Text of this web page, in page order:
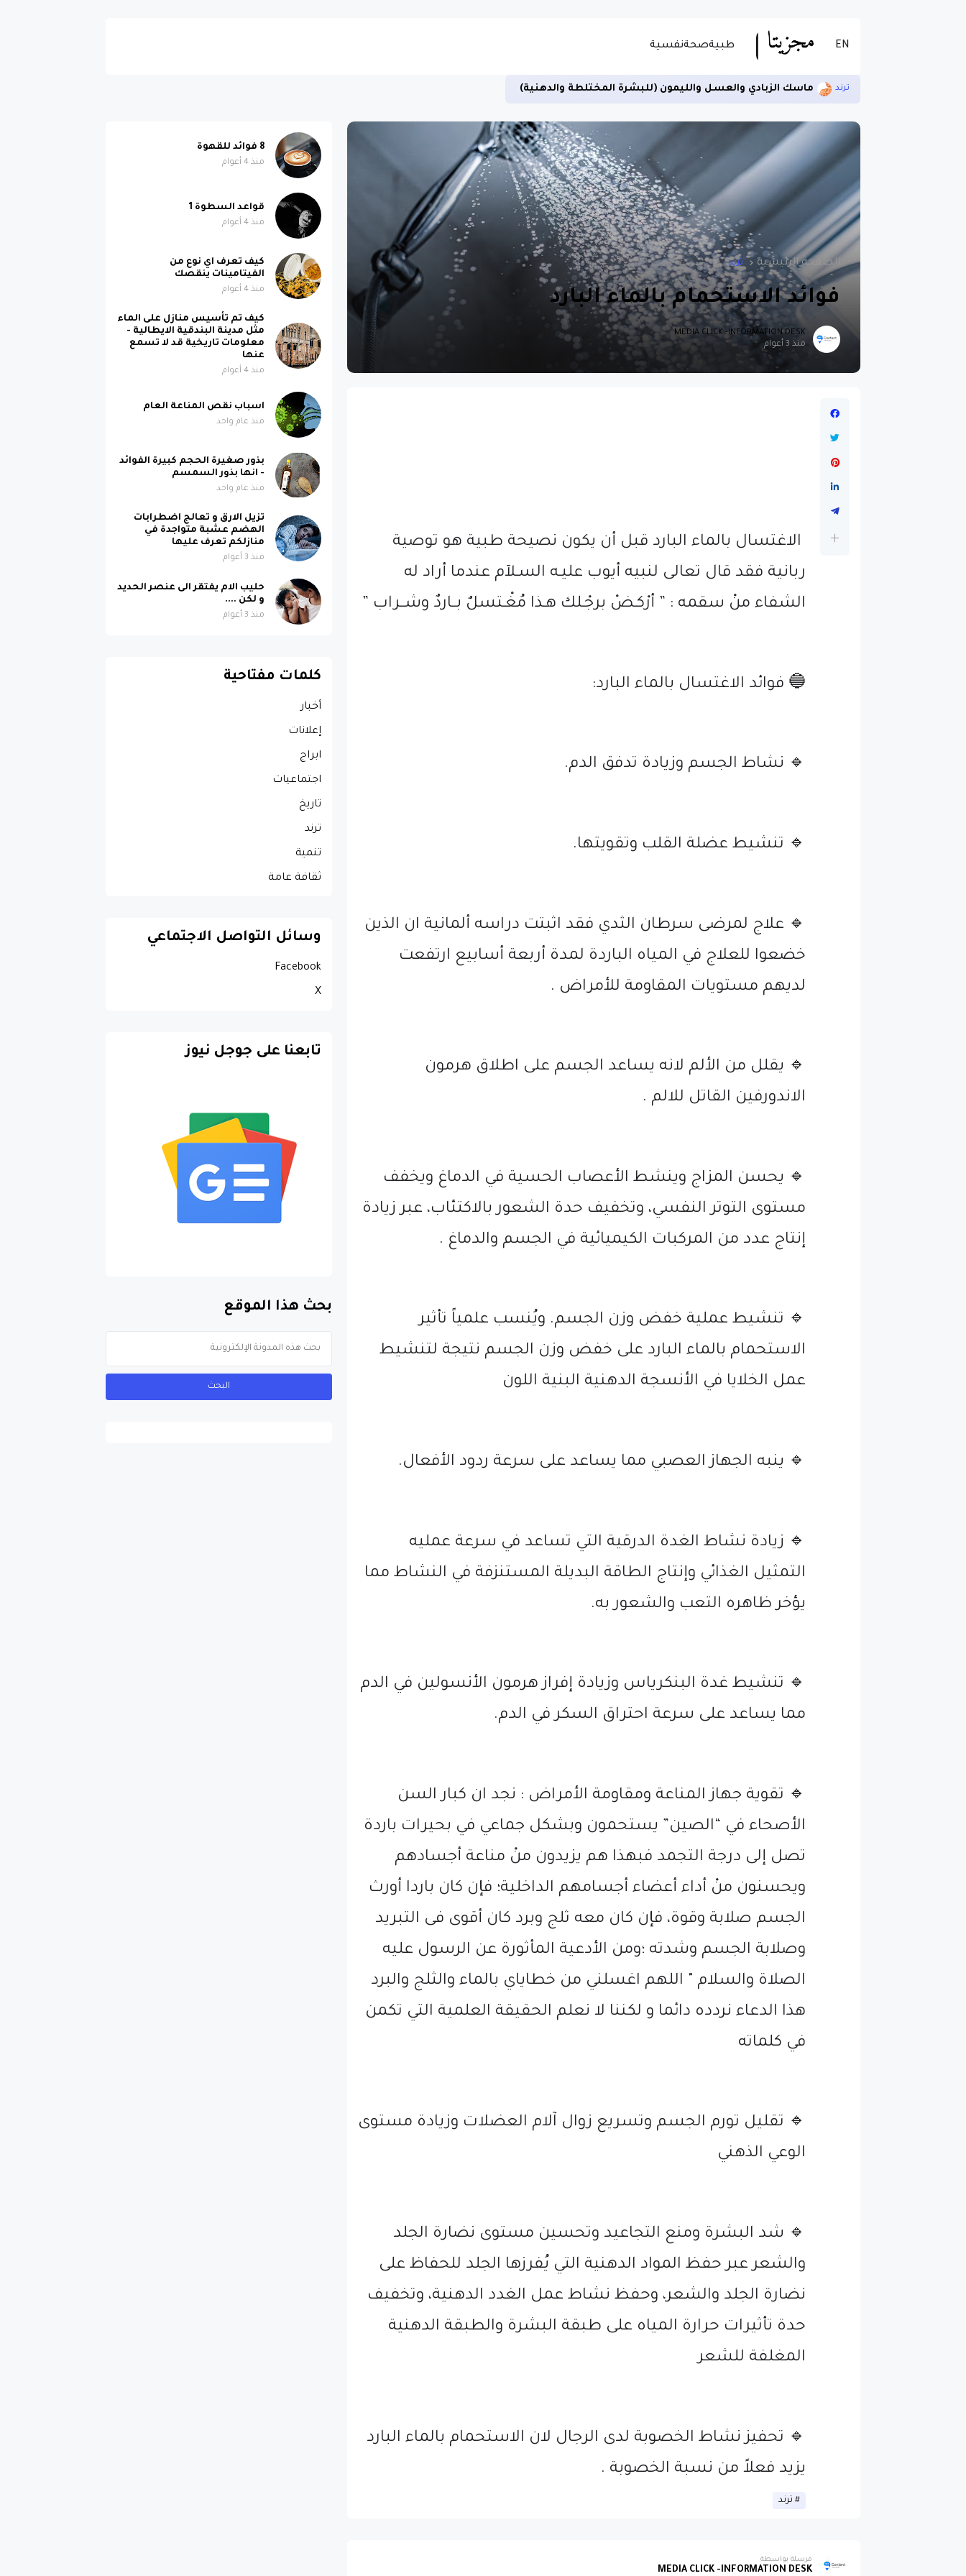
EN طبيةصحةنفسية
ترند ماسك الزبادي والعسل والليمون (للبشرة المختلطة والدهنية)
الصفحة الرئيسية ترند
فوائد الاستحمام بالماء البارد
MEDIA CLICK -INFORMATION DESK
منذ 3 أعوام
الاغتسال بالماء البارد قبل أن يكون نصيحة طبية هو توصية
ربانية فقد قال تعالى لنبيه أيوب عليـه السـلآم عندما أراد له
الشفاء منْ سقمه : ” أرْكـضْ برجْـلك هـذا مُغْـتسلٌ بــاردٌ وشــراب ”
🔵 فوائد الاغتسال بالماء البارد:
🔹 نشاط الجسم وزيادة تدفق الدم.
🔹 تنشيط عضلة القلب وتقويتها.
🔹 علاج لمرضى سرطان الثدي فقد اثبتت دراسه ألمانية ان الذين
خضعوا للعلاج في المياه الباردة لمدة أربعة أسابيع ارتفعت
لديهم مستويات المقاومة للأمراض .
🔹 يقلل من الألم لانه يساعد الجسم على اطلاق هرمون
الاندورفين القاتل للالم .
🔹 يحسن المزاج وينشط الأعصاب الحسية في الدماغ ويخفف
مستوى التوتر النفسي، وتخفيف حدة الشعور بالاكتئاب، عبر زيادة
إنتاج عدد من المركبات الكيميائية في الجسم والدماغ .
🔹 تنشيط عملية خفض وزن الجسم. ويُنسب علمياً تأثير
الاستحمام بالماء البارد على خفض وزن الجسم نتيجة لتنشيط
عمل الخلايا في الأنسجة الدهنية البنية اللون
🔹 ينبه الجهاز العصبي مما يساعد على سرعة ردود الأفعال.
🔹 زيادة نشاط الغدة الدرقية التي تساعد في سرعة عمليه
التمثيل الغذائي وإنتاج الطاقة البديلة المستنزفة في النشاط مما
يؤخر ظاهره التعب والشعور به.
🔹 تنشيط غدة البنكرياس وزيادة إفراز هرمون الأنسولين في الدم
مما يساعد على سرعة احتراق السكر في الدم.
🔹 تقوية جهاز المناعة ومقاومة الأمراض : نجد ان كبار السن
الأصحاء في “الصين” يستحمون وبشكل جماعي في بحيرات باردة
تصل إلى درجة التجمد فبهذا هم يزيدون منْ مناعة أجسادهم
ويحسنون منْ أداء أعضاء أجسامهم الداخلية؛ فإن كان باردا أورث
الجسم صلابة وقوة، فإن كان معه ثلج وبرد كان أقوى فى التبريد
وصلابة الجسم وشدته ؛ومن الأدعية المأثورة عن الرسول عليه
الصلاة والسلام " اللهم اغسلني من خطاياي بالماء والثلج والبرد
هذا الدعاء نردده دائما و لكننا لا نعلم الحقيقة العلمية التي تكمن
في كلماته
🔹 تقليل تورم الجسم وتسريع زوال آلام العضلات وزيادة مستوى
الوعي الذهني
🔹 شد البشرة ومنع التجاعيد وتحسين مستوى نضارة الجلد
والشعر عبر حفظ المواد الدهنية التي يُفرزها الجلد للحفاظ على
نضارة الجلد والشعر، وحفظ نشاط عمل الغدد الدهنية، وتخفيف
حدة تأثيرات حرارة المياه على طبقة البشرة والطبقة الدهنية
المغلفة للشعر
🔹 تحفيز نشاط الخصوبة لدى الرجال لان الاستحمام بالماء البارد
يزيد فعلاً من نسبة الخصوبة .
ترند
مرسلة بواسطة
MEDIA CLICK -INFORMATION DESK
8 فوائد للقهوة
منذ 4 أعوام
قواعد السطوة 1
منذ 4 أعوام
كيف تعرف اي نوع من
الفيتامينات ينقصك
منذ 4 أعوام
كيف تم تأسيس منازل على الماء
مثل مدينة البندقية الايطالية -
معلومات تاريخية قد لا تسمع
عنها
منذ 4 أعوام
اسباب نقص المناعة العام
منذ عام واحد
بذور صغيرة الحجم كبيرة الفوائد
- انها بذور السمسم
منذ عام واحد
تزيل الارق و تعالج اضطرابات
الهضم عشبة متواجدة في
منازلكم تعرف عليها
منذ 3 أعوام
حليب الام يفتقر الى عنصر الحديد
و لكن ....
منذ 3 أعوام
كلمات مفتاحية
أخبار
إعلانات
ابراج
اجتماعيات
تاريخ
ترند
تنمية
ثقافة عامة
وسائل التواصل الاجتماعي
Facebook
X
تابعنا على جوجل نيوز
بحث هذا الموقع